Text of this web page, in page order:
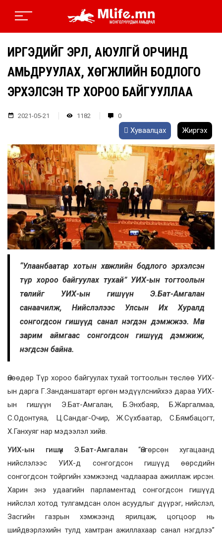
ИРГЭДИЙГ ЭРҮҮЛ, АЮУЛГҮЙ ОРЧИНД
АМЬДРУУЛАХ, ХӨГЖЛИЙН БОДЛОГО
ЭРХЭЛСЭН ТҮР ХОРОО БАЙГУУЛЛАА
2021-05-21 1182 0
Хуваалцах Жиргэх
“Улаанбаатар хотын хөгжлийн бодлого эрхэлсэн
түр хороо байгуулах тухай” УИХ-ын тогтоолын
төслийг УИХ-ын гишүүн Э.Бат-Амгалан
санаачилж, Нийслэлээс Улсын Их Хуралд
сонгогдсон гишүүд санал нэгдэн дэмжжээ. Мөн
зарим аймгаас сонгогдсон гишүүд дэмжиж,
нэгдсэн байна.
Өнөөдөр Түр хороо байгуулах тухай тогтоолын төслөө УИХ-
ын дарга Г.Занданшатарт өргөн мэдүүлснийхээ дараа УИХ-
ын гишүүн Э.Бат-Амгалан, Б.Энхбаяр, Б.Жаргалмаа,
С.Одонтуяа, Ц.Сандаг-Очир, Ж.Сүхбаатар, С.Бямбацогт,
Х.Ганхуяг нар мэдээлэл хийв.
УИХ-ын гишүүн Э.Бат-Амгалан “Өнгөрсөн хугацаанд
нийслэлээс УИХ-д сонгогдсон гишүүд өөрсдийн
сонгогдсон тойргийн хэмжээнд чадлаараа ажиллаж ирсэн.
Харин энэ удаагийн парламентад сонгогдсон гишүүд
нийслэл хотод тулгамдсан олон асуудлыг дүүрэг, нийслэл,
Засгийн газрын хэмжээнд ярилцаж, цогцоор нь
шийдвэрлэхийн тулд хамтран ажиллахаар санал нэгдлээ”